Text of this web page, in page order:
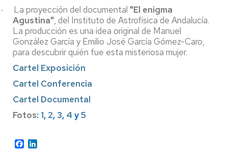
- La proyección del documental "El enigma
Agustina", del Instituto de Astrofísica de Andalucía.
La producción es una idea original de Manuel
González García y Emilio José García Gómez-Caro,
para descubrir quién fue esta misteriosa mujer.
Cartel Exposición
Cartel Conferencia
Cartel Documental
Fotos: 1, 2,3, 4 y5
Facebook